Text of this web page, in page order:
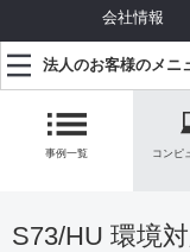
会社情報
法人のお客様のメニ
事例一覧 コンピ
S73/HU 環境